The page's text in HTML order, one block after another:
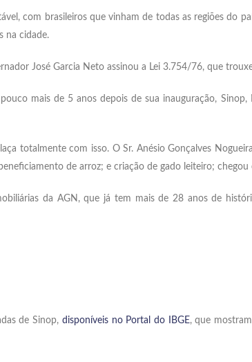
com brasileiros que vinham de todas as regiões do
na cidade.
José Garcia Neto assinou a Lei 3.754/76, que
mais de 5 anos depois de sua inauguração,
totalmente com isso. O Sr. Anésio Gonçalves
de arroz; e criação de gado leiteiro;
da AGN, que já tem mais de 28 anos de
de Sinop, disponíveis no Portal do IBGE, que